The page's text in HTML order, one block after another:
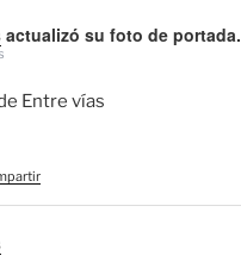
actualizó su foto de portada.
Entre vías